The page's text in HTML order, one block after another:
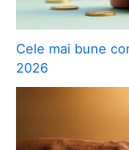
Cele mai bune
2026